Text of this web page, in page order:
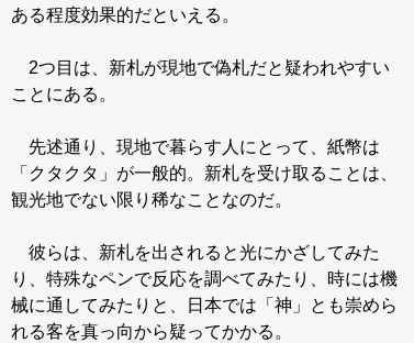
ある程度効果的だといえる。
2つ目は、新札が現地で偽札だと疑われやすい
ことにある。
先述通り、現地で暮らす人にとって、紙幣は
「クタクタ」が一般的。新札を受け取ることは、
観光地でない限り稀なことなのだ。
彼らは、新札を出されると光にかざしてみた
り、特殊なペンで反応を調べてみたり、時には機
械に通してみたりと、日本では「神」とも崇めら
れる客を真っ向から疑ってかかる。